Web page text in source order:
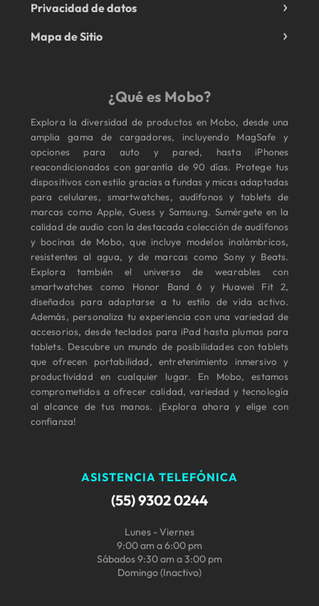
Privacidad de datos
Mapa de Sitio
¿Qué es Mobo?
Explora la diversidad de productos en Mobo, desde una
amplia gama de cargadores, incluyendo MagSafe y
opciones para auto y pared, hasta iPhones
reacondicionados con garantía de 90 días. Protege tus
dispositivos con estilo gracias a fundas y micas adaptadas
para celulares, smartwatches, audífonos y tablets de
marcas como Apple, Guess y Samsung. Sumérgete en la
calidad de audio con la destacada colección de audífonos
y bocinas de Mobo, que incluye modelos inalámbricos,
resistentes al agua, y de marcas como Sony y Beats.
Explora también el universo de wearables con
smartwatches como Honor Band 6 y Huawei Fit 2,
diseñados para adaptarse a tu estilo de vida activo.
Además, personaliza tu experiencia con una variedad de
accesorios, desde teclados para iPad hasta plumas para
tablets. Descubre un mundo de posibilidades con tablets
que ofrecen portabilidad, entretenimiento inmersivo y
productividad en cualquier lugar. En Mobo, estamos
comprometidos a ofrecer calidad, variedad y tecnología
al alcance de tus manos. ¡Explora ahora y elige con
confianza!
ASISTENCIA TELEFÓNICA
(55) 9302 0244
Lunes - Viernes
9:00 am a 6:00 pm
Sábados 9:30 am a 3:00 pm
Domingo (Inactivo)